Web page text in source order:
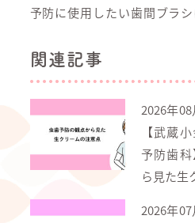
予防に使用したい歯間ブラ
関連記事
2026年08
【武蔵
予防歯
ら見た生
2026年07